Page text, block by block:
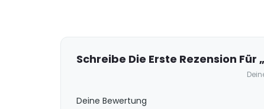
z
Schreibe Die Erste Rezension
Deine Bewertung